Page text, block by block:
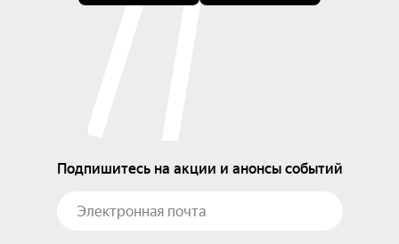
Подпишитесь на акции и анонсы событий